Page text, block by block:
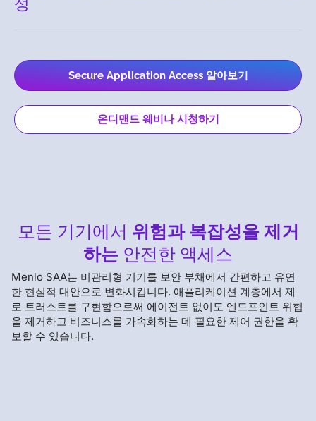
Secure Application Access 알아보기
온디맨드 웨비나 시청하기
모든 기기에서 위험과 복잡성을 제거
하는 안전한 액세스
Menlo SAA는 비관리형 기기를 보안 부채에서 간편하고 유연
한 현실적 대안으로 변화시킵니다. 애플리케이션 계층에서 제
로 트러스트를 구현함으로써 에이전트 없이도 엔드포인트 위협
을 제거하고 비즈니스를 가속화하는 데 필요한 제어 권한을 확
보할 수 있습니다.